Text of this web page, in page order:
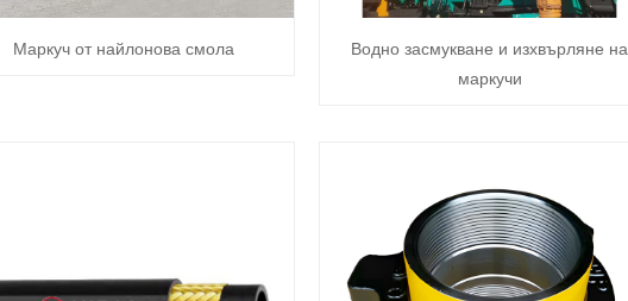
Маркуч от найлонова смола
Водно засмукване и изхвърляне на
маркучи